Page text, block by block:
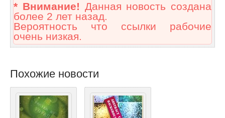
* Внимание! Данная новость создана
более 2 лет назад.
Вероятность что ссылки рабочие
очень низкая.
Похожие новости